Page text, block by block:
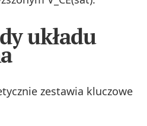
układu
zestawia kluczowe